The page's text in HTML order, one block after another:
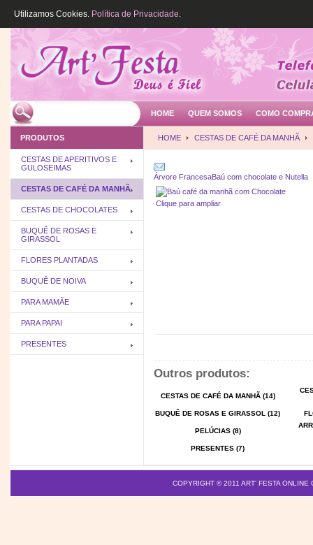
HOME QUEM SOMOS COMO
HOME CESTAS DE CAFÉ DA MANHÃ
Árvore FrancesaBaú com chocolate e Nutella
Clique para ampliar
Outros produtos:
CESTAS DE CAFÉ DA MANHÃ (14)
BUQUÊ DE ROSAS E GIRASSOL (12)
PELÚCIAS (8)
PRESENTES (7)
PRODUTOS
CESTAS DE APERITIVOS E
GULOSEIMAS
CESTAS DE CAFÉ DA MANHÃ
CESTAS DE CHOCOLATES
BUQUÊ DE ROSAS E
GIRASSOL
FLORES PLANTADAS
BUQUÊ DE NOIVA
PARA MAMÃE
PARA PAPAI
PRESENTES
COPYRIGHT © 2011 ART' FESTA ONLINE
Utilizamos Cookies. Política de Privacidade.